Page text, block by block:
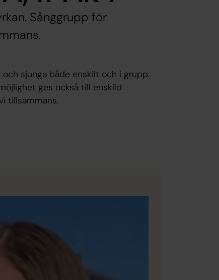
Sånggrupp för
sjunga både enskilt och i grupp.
ges också till enskild
tillsammans.